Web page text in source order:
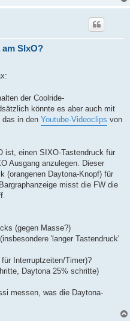
SIxO?
der Coolride-
könnte es aber auch mit
das in den Youtube-Videoclips von
ist, einen SIXO-Tastendruck für
Ausgang anzulegen. Dieser
(orangenen Daytona-Knopf) für
misst die FW die
(gegen Masse?)
'langer Tastendruck'
Interruptzeiten/Timer)?
Daytona 25% schritte)
messen, was die Daytona-